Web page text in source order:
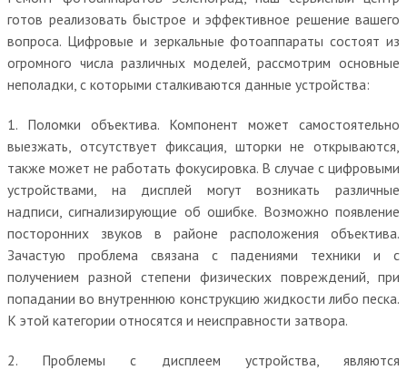
готов реализовать быстрое и эффективное решение вашего
вопроса. Цифровые и зеркальные фотоаппараты состоят из
огромного числа различных моделей, рассмотрим основные
неполадки, с которыми сталкиваются данные устройства:
1. Поломки объектива. Компонент может самостоятельно
выезжать, отсутствует фиксация, шторки не открываются,
также может не работать фокусировка. В случае с цифровыми
устройствами, на дисплей могут возникать различные
надписи, сигнализирующие об ошибке. Возможно появление
посторонних звуков в районе расположения объектива.
Зачастую проблема связана с падениями техники и с
получением разной степени физических повреждений, при
попадании во внутреннюю конструкцию жидкости либо песка.
К этой категории относятся и неисправности затвора.
2. Проблемы с дисплеем устройства, являются